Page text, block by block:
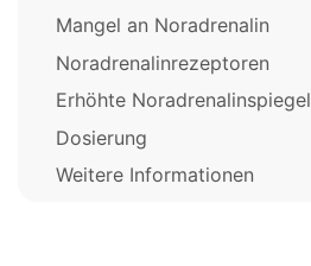
Mangel an Noradrenalin
Noradrenalinrezeptoren
Erhöhte Noradrenalinspiegel
Dosierung
Weitere Informationen